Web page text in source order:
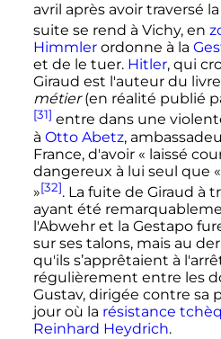
avril après avoir traversé
suite se rend à Vichy, en
Himmlerordonne à la
et de le tuer. Hitler, qui
Giraud est l'auteur du livre
métier(en réalité publié
[31] entre dans une
à Otto Abetz,
France, d'avoir « laissé
dangereux à lui seul que
»[32]. La fuite de Giraud à
ayant été
l'Abwehr et la Gestapo
sur ses talons, mais au
qu'ils s’apprêtaient à
régulièrement entre les
Gustav, dirigée contre sa
jour où la résistance
Reinhard Heydrich.